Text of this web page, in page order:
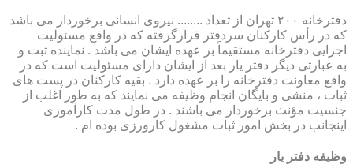
دفترخانه ۲۰۰ تهران از تعداد ........ نیروی انسانی برخوردار می باشد
که در رأس کارکنان سردفتر قرارگرفته که در واقع مسئولیت
اجرایی دفترخانه مستقیماً بر عهده ایشان می باشد . نماینده ثبت و
به عبارتی دیگر دفتر یار بعد از ایشان دارای مسئولیت است که در
واقع معاونت دفترخانه را بر عهده دارد . بقیه کارکنان در پست های
ثبات ، منشی و بایگان انجام وظیفه می نمایند که به طور اغلب از
جنسیت مؤنث برخوردار می باشند . در طول مدت کارآموزی
اینجانب در بخش امور ثبات مشغول کارورزی بوده ام .
وظیفه دفتر یار